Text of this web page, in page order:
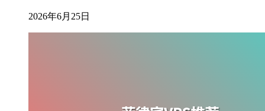
2026年6月25日